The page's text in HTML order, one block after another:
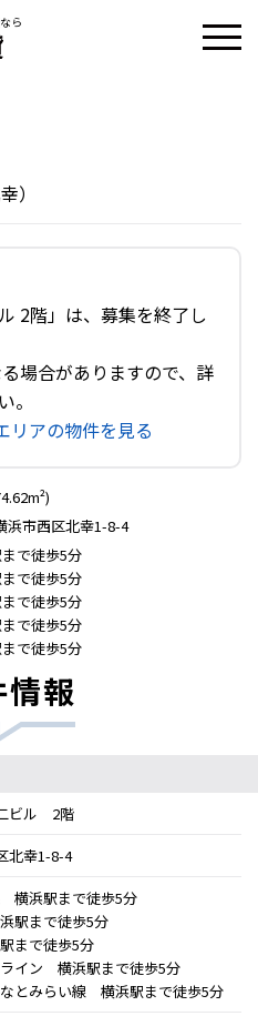
ら
）
2階」は、募集を終了し
場合がありますので、詳
。
リアの物件を見る
浜市西区北幸1-8-4
で徒歩5分
で徒歩5分
で徒歩5分
で徒歩5分
で徒歩5分
情報
ビル 2階
北幸1-8-4
横浜駅まで徒歩5分
駅まで徒歩5分
まで徒歩5分
イン 横浜駅まで徒歩5分
とみらい線 横浜駅まで徒歩5分